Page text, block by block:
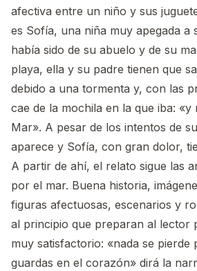
afectiva entre un niño y sus
es Sofía, una niña muy apegada a
había sido de su abuelo y de su
playa, ella y su padre tienen que
debido a una tormenta y, con las
cae de la mochila en la que iba:
Mar». A pesar de los intentos de
aparece y Sofía, con gran dolor,
A partir de ahí, el relato sigue las
por el mar. Buena historia,
figuras afectuosas, escenarios y
al principio que preparan al lector
muy satisfactorio: «nada se pierde
guardas en el corazón» dirá la